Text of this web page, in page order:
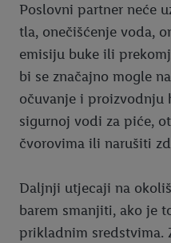
Poslovni partner neće
tla, onečišćenje voda,
emisiju buke ili
bi se značajno mogle
očuvanje i proizvodnju
sigurnoj vodi za piće,
čvorovima ili narušiti
Daljnji utjecaji na
barem smanjiti, ako je
prikladnim sredstvima.